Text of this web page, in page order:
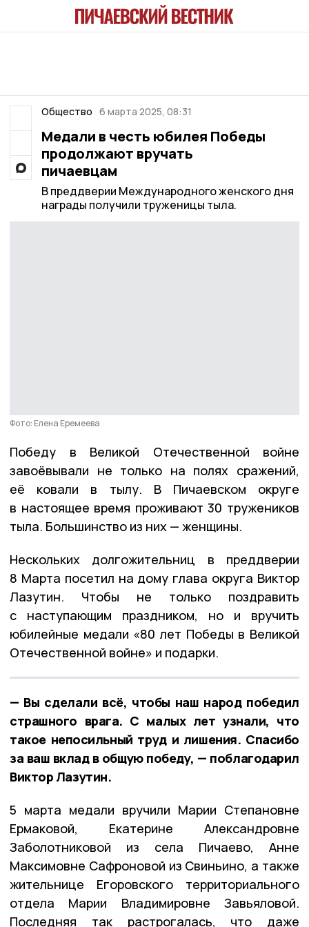
Общество 6 марта 2025, 08:31
Медали в честь юбилея Победы
продолжают вручать
пичаевцам
В преддверии Международного женского дня
награды получили труженицы тыла.
Фото: Елена Еремеева
Победу в Великой Отечественной войне
завоёвывали не только на полях сражений,
её ковали в тылу. В Пичаевском округе
в настоящее время проживают 30 тружеников
тыла. Большинство из них — женщины.
Нескольких долгожительниц в преддверии
8 Марта посетил на дому глава округа Виктор
Лазутин. Чтобы не только поздравить
с наступающим праздником, но и вручить
юбилейные медали «80 лет Победы в Великой
Отечественной войне» и подарки.
— Вы сделали всё, чтобы наш народ победил
страшного врага. С малых лет узнали, что
такое непосильный труд и лишения. Спасибо
за ваш вклад в общую победу, — поблагодарил
Виктор Лазутин.
5 марта медали вручили Марии Степановне
Ермаковой, Екатерине Александровне
Заболотниковой из села Пичаево, Анне
Максимовне Сафроновой из Свиньино, а также
жительнице Егоровского территориального
отдела Марии Владимировне Завьяловой.
Последняя так растрогалась, что даже